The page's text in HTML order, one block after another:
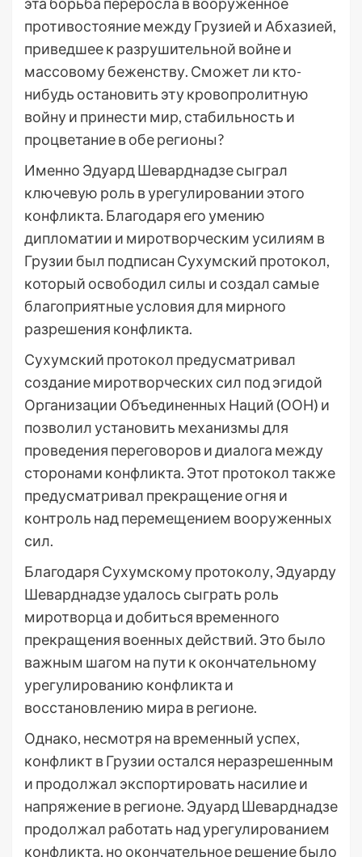
противостояние между Грузией и Абхазией,
приведшее к разрушительной войне и
массовому беженству. Сможет ли кто-
нибудь остановить эту кровопролитную
войну и принести мир, стабильность и
процветание в обе регионы?
Именно Эдуард Шеварднадзе сыграл
ключевую роль в урегулировании этого
конфликта. Благодаря его умению
дипломатии и миротворческим усилиям в
Грузии был подписан Сухумский протокол,
который освободил силы и создал самые
благоприятные условия для мирного
разрешения конфликта.
Сухумский протокол предусматривал
создание миротворческих сил под эгидой
Организации Объединенных Наций (ООН) и
позволил установить механизмы для
проведения переговоров и диалога между
сторонами конфликта. Этот протокол также
предусматривал прекращение огня и
контроль над перемещением вооруженных
сил.
Благодаря Сухумскому протоколу, Эдуарду
Шеварднадзе удалось сыграть роль
миротворца и добиться временного
прекращения военных действий. Это было
важным шагом на пути к окончательному
урегулированию конфликта и
восстановлению мира в регионе.
Однако, несмотря на временный успех,
конфликт в Грузии остался неразрешенным
и продолжал экспортировать насилие и
напряжение в регионе. Эдуард Шеварднадзе
продолжал работать над урегулированием
конфликта, но окончательное решение было